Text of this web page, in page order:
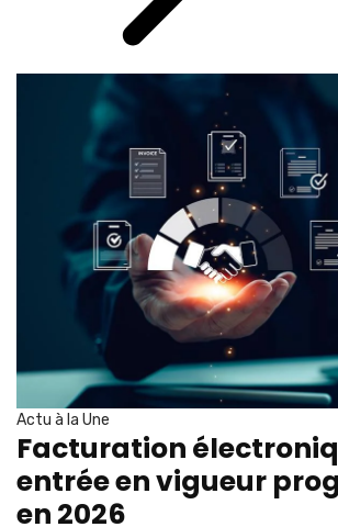
Actu à la Une
Facturation
entrée en vigueur
en 2026